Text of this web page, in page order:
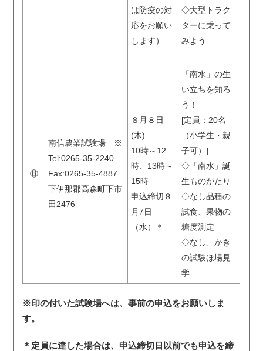
は防疫の対
応をお願い
します）
◇大型トラク
ターに乗って
みよう
⑧
南信農業試験場 ※
Tel:0265-35-2240
Fax:0265-35-4887
下伊那郡高森町下市
田2476
８月８日
(木)
10時～12
時、13時～
15時
申込締切８
月7日
（水）＊
「南水」の生
い立ちを知ろ
う！
[定員：20名
（小学生・親
子可）]
◇「南水」誕
生ものがたり
◇なし品種の
試食、果物の
糖度測定
◇なし、かき
の試験ほ場見
学
※印の付いた試験場へは、事前の申込をお願いしま
す。
＊定員に達した場合は、申込締切日以前でも申込を締